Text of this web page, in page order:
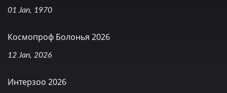
01 Jan, 1970
Космопроф Болонья 2026
12 Jan, 2026
Интерзоо 2026